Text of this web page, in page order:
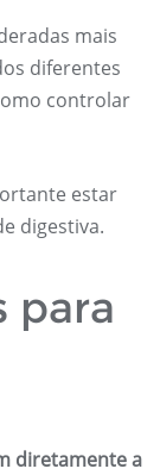
mais
diferentes
controlar
estar
digestiva.
para
diretamente a